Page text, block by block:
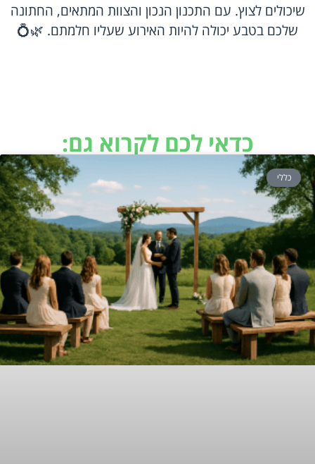
שיכולים לצוץ. עם התכנון הנכון והצוות המתאים, החתונה
שלכם בטבע יכולה להיות האירוע שעליו חלמתם. 🌿💍
כדאי לכם לקרוא גם:
כללי